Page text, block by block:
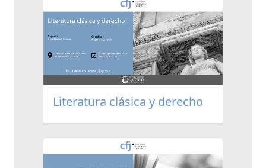
Literatura clásica y derecho